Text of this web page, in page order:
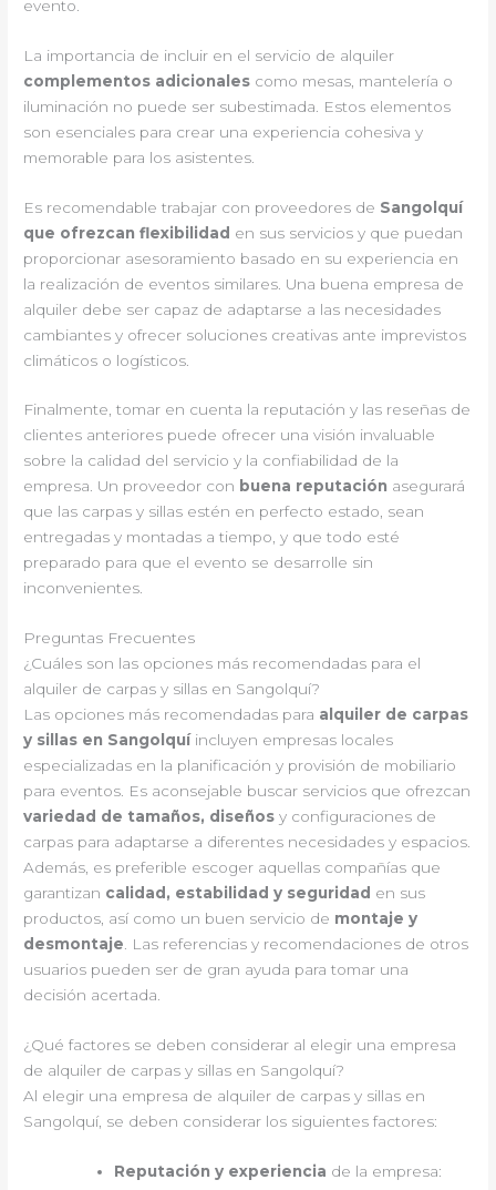
evento.
La importancia de incluir en el servicio de alquiler
complementos adicionales como mesas, mantelería o
iluminación no puede ser subestimada. Estos elementos
son esenciales para crear una experiencia cohesiva y
memorable para los asistentes.
Es recomendable trabajar con proveedores de Sangolquí
que ofrezcan flexibilidad en sus servicios y que puedan
proporcionar asesoramiento basado en su experiencia en
la realización de eventos similares. Una buena empresa de
alquiler debe ser capaz de adaptarse a las necesidades
cambiantes y ofrecer soluciones creativas ante imprevistos
climáticos o logísticos.
Finalmente, tomar en cuenta la reputación y las reseñas de
clientes anteriores puede ofrecer una visión invaluable
sobre la calidad del servicio y la confiabilidad de la
empresa. Un proveedor con buena reputación asegurará
que las carpas y sillas estén en perfecto estado, sean
entregadas y montadas a tiempo, y que todo esté
preparado para que el evento se desarrolle sin
inconvenientes.
Preguntas Frecuentes
¿Cuáles son las opciones más recomendadas para el
alquiler de carpas y sillas en Sangolquí?
Las opciones más recomendadas para alquiler de carpas
y sillas en Sangolquíincluyen empresas locales
especializadas en la planificación y provisión de mobiliario
para eventos. Es aconsejable buscar servicios que ofrezcan
variedad de tamaños, diseños y configuraciones de
carpas para adaptarse a diferentes necesidades y espacios.
Además, es preferible escoger aquellas compañías que
garantizan calidad, estabilidad y seguridad en sus
productos, así como un buen servicio de montaje y
desmontaje. Las referencias y recomendaciones de otros
usuarios pueden ser de gran ayuda para tomar una
decisión acertada.
¿Qué factores se deben considerar al elegir una empresa
de alquiler de carpas y sillas en Sangolquí?
Al elegir una empresa de alquiler de carpas y sillas en
Sangolquí, se deben considerar los siguientes factores:
Reputación y experiencia de la empresa: